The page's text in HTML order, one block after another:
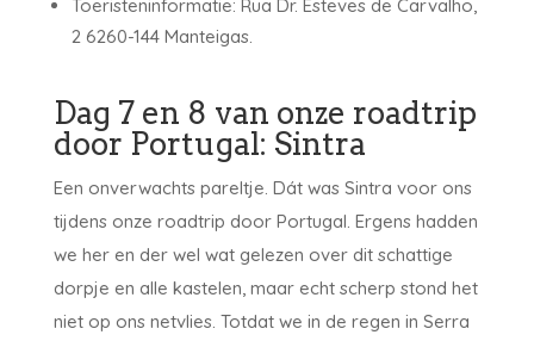
Toeristeninformatie: Rua Dr. Esteves de Carvalho,
2 6260-144 Manteigas.
Dag 7 en 8 van onze roadtrip
door Portugal: Sintra
Een onverwachts pareltje. Dát was Sintra voor ons
tijdens onze roadtrip door Portugal. Ergens hadden
we her en der wel wat gelezen over dit schattige
dorpje en alle kastelen, maar echt scherp stond het
niet op ons netvlies. Totdat we in de regen in Serra